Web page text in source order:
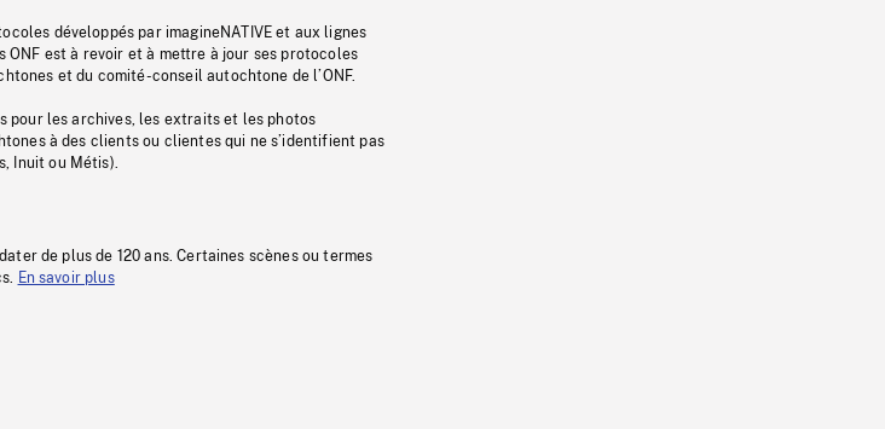
développés par imagineNATIVE et aux lignes
est à revoir et à mettre à jour ses protocoles
et du comité-conseil autochtone de l’ONF.
pour les archives, les extraits et les photos
à des clients ou clientes qui ne s’identifient pas
Inuit ou Métis).
de plus de 120 ans. Certaines scènes ou termes
En savoir plus